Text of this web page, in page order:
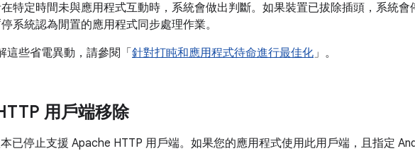
特定時間未與應用程式互動時，系統會做出判斷。如果裝置已拔除插頭，系統會
系統認為閒置的應用程式同步處理作業。
這些省電異動，請參閱「 針對打盹和應用程式待命進行最佳化」。
用戶端移除
已停止支援 Apache HTTP 用戶端。如果您的應用程式使用此用戶端，且指定